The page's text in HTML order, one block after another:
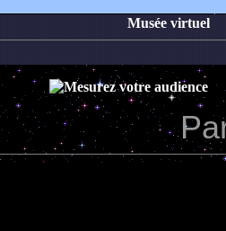
Musée virtuel